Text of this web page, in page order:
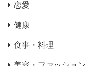
恋愛
健康
食事・料理